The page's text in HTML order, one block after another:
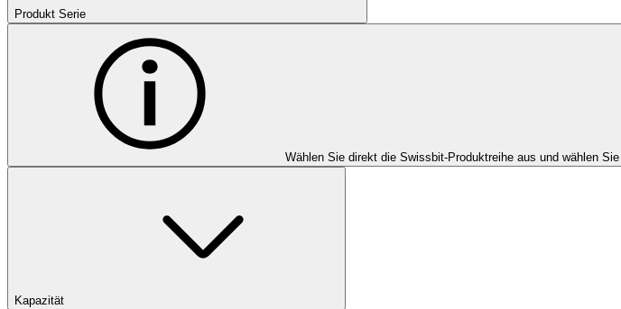
Produkt Serie
Wählen Sie direkt die Swissbit-Produktreihe aus und wählen
Kapazität